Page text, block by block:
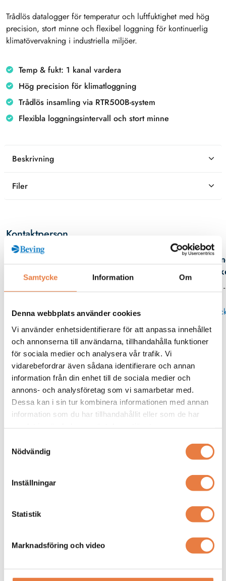
Samtycke Information Om
Denna webbplats använder cookies
Vi använder enhetsidentifierare för att anpassa innehållet
och annonserna till användarna, tillhandahålla funktioner
för sociala medier och analysera vår trafik. Vi
vidarebefordrar även sådana identifierare och annan
information från din enhet till de sociala medier och
annons- och analysföretag som vi samarbetar med.
Dessa kan i sin tur kombinera informationen med annan
information som du har tillhandahållit eller som de har
Nödvändig
Inställningar
Statistik
Marknadsföring och video
Trådlös datalogger för temperatur och luftfuktighet med hög
precision, stort minne och flexibel loggning för kontinuerlig
klimatövervakning i industriella miljöer.
Temp & fukt: 1 kanal vardera
Hög precision för klimatloggning
Trådlös insamling via RTR500B-system
Flexibla loggningsintervall och stort minne
Beskrivning
Filer
Kontaktperson
Relaterade produkter
TandD
Väggfäste
TandD TR-05K3 Väggfäste
TR41A/42A/43A, TR-5Xi,
RTR50XB, RTR-50X
dubbelhäftande tejp för säker
°C.